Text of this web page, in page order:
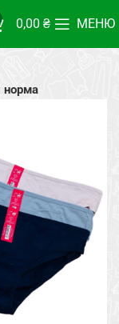
0,00 ₴ МЕНЮ
норма